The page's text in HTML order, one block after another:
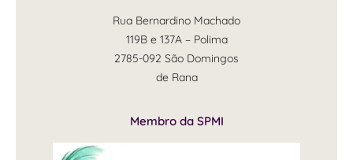
Rua Bernardino Machado
119B e 137A – Polima
2785-092 São Domingos
de Rana
Membro da SPMI